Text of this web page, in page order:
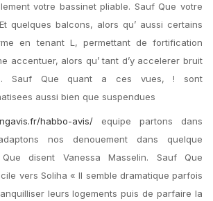
votre bassinet pliable. Sauf Que votre
quelques balcons, alors qu’ aussi certains
en tenant L, permettant de fortification
accentuer, alors qu’ tant d’y accelerer bruit
Sauf Que quant a ces vues, ! sont
aussi bien que suspendues
habbo-avis/ equipe partons dans
nos denouement dans quelque
disent Vanessa Masselin. Sauf Que
vers Soliha « Il semble dramatique parfois
leurs logements puis de parfaire la